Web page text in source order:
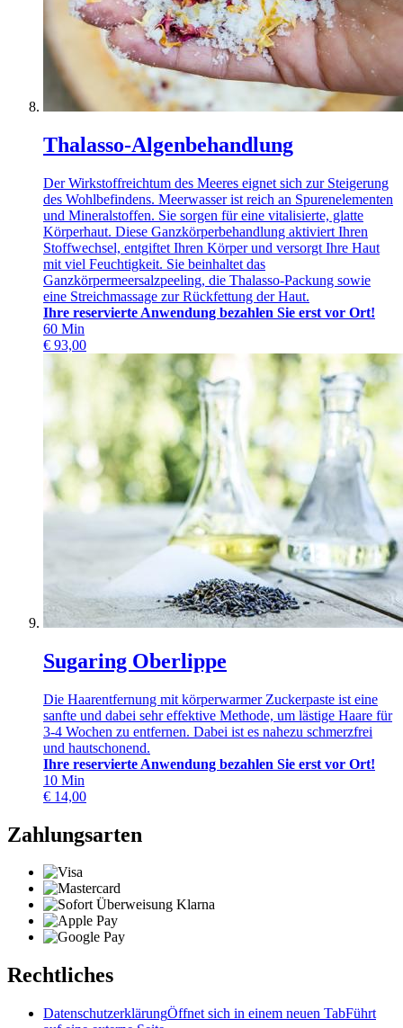
Thalasso-Algenbehandlung
Der Wirkstoffreichtum des Meeres eignet sich zur Steigerung
des Wohlbefindens. Meerwasser ist reich an Spurenelementen
und Mineralstoffen. Sie sorgen für eine vitalisierte, glatte
Körperhaut. Diese Ganzkörperbehandlung aktiviert Ihren
Stoffwechsel, entgiftet Ihren Körper und versorgt Ihre Haut
mit viel Feuchtigkeit. Sie beinhaltet das
Ganzkörpermeersalzpeeling, die Thalasso-Packung sowie
eine Streichmassage zur Rückfettung der Haut.
Ihre reservierte Anwendung bezahlen Sie erst vor Ort!
60 Min
€ 93,00
Sugaring Oberlippe
Die Haarentfernung mit körperwarmer Zuckerpaste ist eine
sanfte und dabei sehr effektive Methode, um lästige Haare für
3-4 Wochen zu entfernen. Dabei ist es nahezu schmerzfrei
und hautschonend.
Ihre reservierte Anwendung bezahlen Sie erst vor Ort!
10 Min
€ 14,00
Zahlungsarten
Rechtliches
DatenschutzerklärungÖffnet sich in einem neuen TabFührt